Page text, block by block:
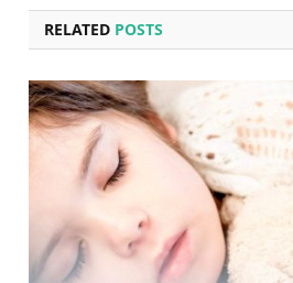
RELATED POSTS